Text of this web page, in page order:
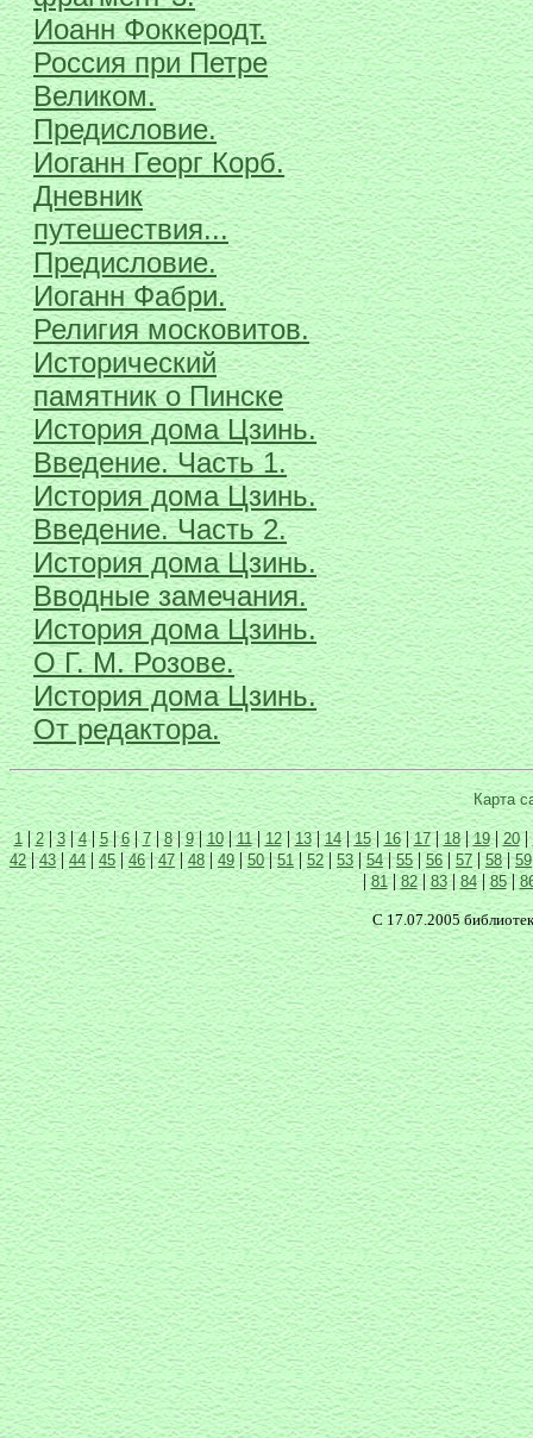
Иоанн Фоккеродт.
Россия при Петре
Великом.
Предисловие.
Иоганн Георг Корб.
Дневник
путешествия...
Предисловие.
Иоганн Фабри.
Религия московитов.
Исторический
памятник о Пинске
История дома Цзинь.
Введение. Часть 1.
История дома Цзинь.
Введение. Часть 2.
История дома Цзинь.
Вводные замечания.
История дома Цзинь.
О Г. М. Розове.
История дома Цзинь.
От редактора.
Карта
1|2|3|4|5|6| 7|8|9|10|11|12|13|14|15|16|17|18|19|20|
42|43|44|45|46|47|48|49|50|51|52|53|54|55|56|57|58|59
|81|82|83| 84|85|
С 17.07.2005